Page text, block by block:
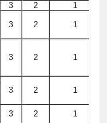
3 2 1
3 2 1
3 2 1
3 2 1
3 2 1